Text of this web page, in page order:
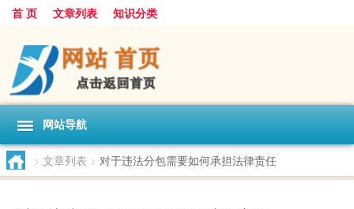
首 页 文章列表 知识分类
网站导航
> 文章列表 > 对于违法分包需要如何承担法律责任